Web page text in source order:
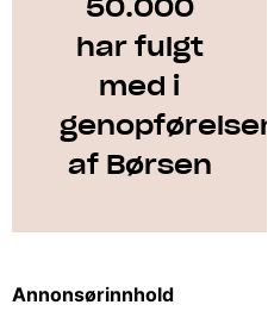
har fulgt
med i
genopførelsen
af Børsen
Annonsørinnhold